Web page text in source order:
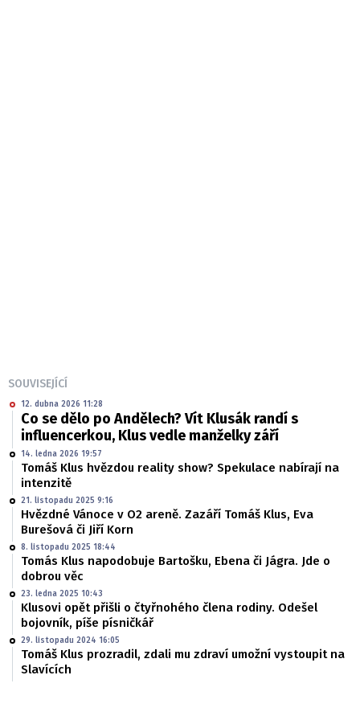
SOUVISEJÍCÍ
12. dubna 2026 11:28
Co se dělo po Andělech? Vít Klusák randí s
influencerkou, Klus vedle manželky září
14. ledna 2026 19:57
Tomáš Klus hvězdou reality show? Spekulace nabírají na
intenzitě
21. listopadu 2025 9:16
Hvězdné Vánoce v O2 areně. Zazáří Tomáš Klus, Eva
Burešová či Jiří Korn
8. listopadu 2025 18:44
Tomás Klus napodobuje Bartošku, Ebena či Jágra. Jde o
dobrou věc
23. ledna 2025 10:43
Klusovi opět přišli o čtyřnohého člena rodiny. Odešel
bojovník, píše písničkář
29. listopadu 2024 16:05
Tomáš Klus prozradil, zdali mu zdraví umožní vystoupit na
Slavících